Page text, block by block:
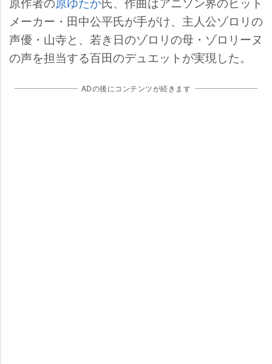
メーカー・田中公平氏が手がけ、主人公ゾロリの
声優・山寺と、若き日のゾロリの母・ゾロリーヌ
の声を担当する百田のデュエットが実現した。
ADの後にコンテンツが続きます